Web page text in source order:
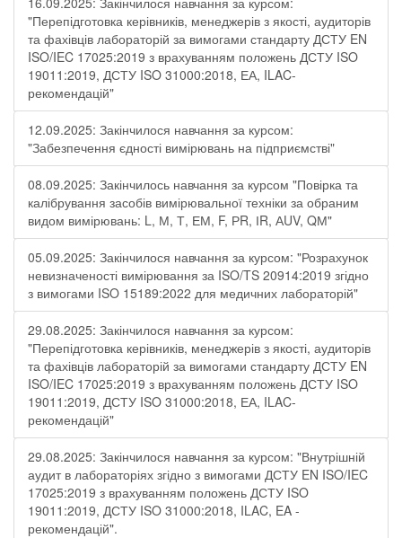
"Перепідготовка керівників, менеджерів з якості, аудиторів
та фахівців лабораторій за вимогами стандарту ДСТУ EN
ISO/IEC 17025:2019 з врахуванням положень ДСТУ ISO
19011:2019, ДСТУ ISO 31000:2018, ЕА, ILAC-
рекомендацій"
12.09.2025: Закінчилося навчання за курсом:
"Забезпечення єдності вимірювань на підприємстві"
08.09.2025: Закінчилось навчання за курсом "Повірка та
калібрування засобів вимірювальної техніки за обраним
видом вимірювань: L, М, Т, ЕМ, F, РR, ІR, АUV, QМ"
05.09.2025: Закінчилося навчання за курсом: "Розрахунок
невизначеності вимірювання за ISO/TS 20914:2019 згідно
з вимогами ISO 15189:2022 для медичних лабораторій"
29.08.2025: Закінчилося навчання за курсом:
"Перепідготовка керівників, менеджерів з якості, аудиторів
та фахівців лабораторій за вимогами стандарту ДСТУ EN
ISO/IEC 17025:2019 з врахуванням положень ДСТУ ISO
19011:2019, ДСТУ ISO 31000:2018, ЕА, ILAC-
рекомендацій"
29.08.2025: Закінчилося навчання за курсом: "Внутрішній
аудит в лабораторіях згідно з вимогами ДСТУ EN ISO/IEC
17025:2019 з врахуванням положень ДСТУ ISO
19011:2019, ДСТУ ISO 31000:2018, ILAC, EA -
рекомендацій".